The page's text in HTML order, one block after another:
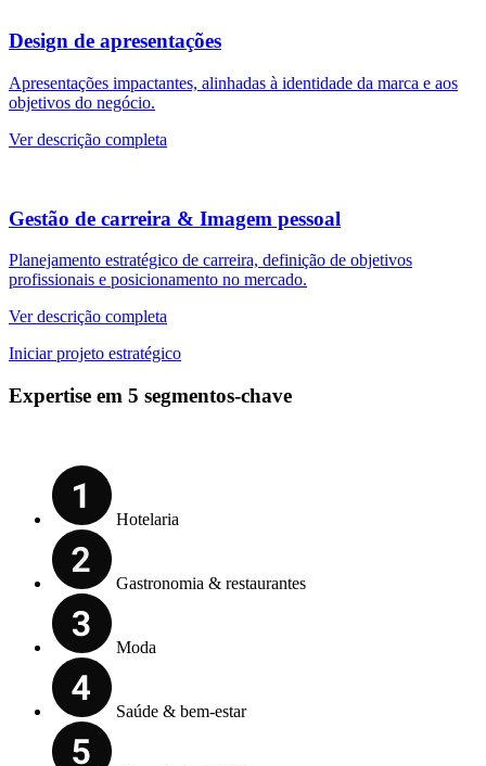
Design de apresentações
Apresentações impactantes, alinhadas à identidade da marca e aos
objetivos do negócio.
Ver descrição completa
Gestão de carreira & Imagem pessoal
Planejamento estratégico de carreira, definição de objetivos
profissionais e posicionamento no mercado.
Ver descrição completa
Iniciar projeto estratégico
Expertise em 5 segmentos-chave
Hotelaria
Gastronomia & restaurantes
Moda
Saúde & bem-estar